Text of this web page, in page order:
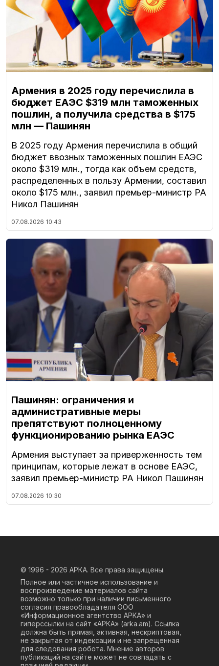
Армения в 2025 году перечислила в
бюджет ЕАЭС $319 млн таможенных
пошлин, а получила средства в $175
млн — Пашинян
В 2025 году Армения перечислила в общий
бюджет ввозных таможенных пошлин ЕАЭС
около $319 млн., тогда как объем средств,
распределенных в пользу Армении, составил
около $175 млн., заявил премьер-министр РА
Никол Пашинян
07.08.2026 10:43
Пашинян: ограничения и
административные меры
препятствуют полноценному
функционированию рынка ЕАЭС
Армения выступает за приверженность тем
принципам, которые лежат в основе ЕАЭС,
заявил премьер-министр РА Никол Пашинян
07.08.2026 10:30
© 1996 - 2026 АРКА. Все права защищены.
Полное или частичное использование и
воспроизведение материалов сайта
возможно только при наличии письменного
согласия правообладателя ООО
«Информационное агентство АРКА» и
гиперссылки на сайт «АРКА» (arka.am). Ссылка
должна быть прямая, активная, нескриптовая,
не закрытая от индексации и не запрещенная
для следования робота. Мнение авторов
публикаций на сайте может не совпадать с